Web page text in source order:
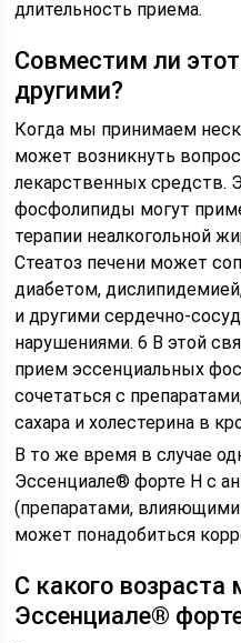
длительность приема.
Совместим ли этот
другими?
Когда мы принимаем
может возникнуть
лекарственных средств.
фосфолипиды могут
терапии неалкогольной
Стеатоз печени может
диабетом,
и другими сердечно-
нарушениями. 6 В этой
прием эссенциальных
сочетаться с
сахара и холестерина в
В то же время в случае
Эссенциале® форте Н с
(препаратами,
может понадобиться
С какого
Эссенциале®